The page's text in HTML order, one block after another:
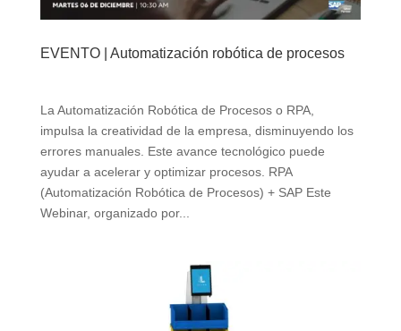
EVENTO | Automatización robótica de procesos
La Automatización Robótica de Procesos o RPA,
impulsa la creatividad de la empresa, disminuyendo los
errores manuales. Este avance tecnológico puede
ayudar a acelerar y optimizar procesos. RPA
(Automatización Robótica de Procesos) + SAP Este
Webinar, organizado por...